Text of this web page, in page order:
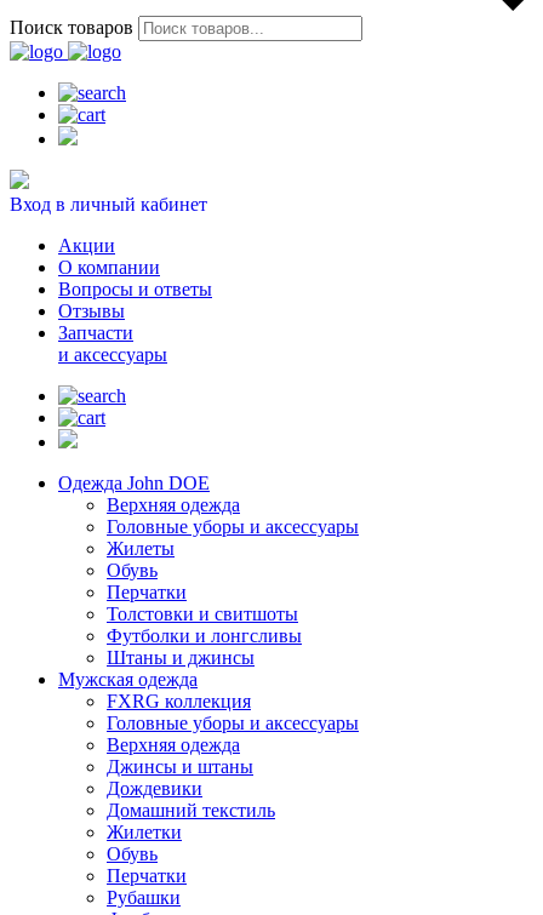
Поиск товаров
Вход в личный кабинет
Акции
О компании
Вопросы и ответы
Отзывы
Запчасти
и аксессуары
Одежда John DOE
Верхняя одежда
Головные уборы и аксессуары
Жилеты
Обувь
Перчатки
Толстовки и свитшоты
Футболки и лонгсливы
Штаны и джинсы
Мужская одежда
FXRG коллекция
Головные уборы и аксессуары
Верхняя одежда
Джинсы и штаны
Дождевики
Домашний текстиль
Жилетки
Обувь
Перчатки
Рубашки